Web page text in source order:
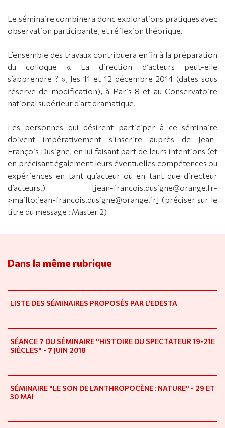
Le séminaire combinera donc explorations pratiques avec
observation participante, et réflexion théorique.
L’ensemble des travaux contribuera enfin à la préparation
du colloque « La direction d’acteurs peut-elle
s’apprendre ? », les 11 et 12 décembre 2014 (dates sous
réserve de modification), à Paris 8 et au Conservatoire
national supérieur d’art dramatique.
Les personnes qui désirent participer à ce séminaire
doivent impérativement s’inscrire auprès de Jean-
François Dusigne, en lui faisant part de leurs intentions (et
en précisant également leurs éventuelles compétences ou
expériences en tant qu’acteur ou en tant que directeur
d’acteurs.) [jean-francois.dusigne@orange.fr-
>mailto:jean-francois.dusigne@orange.fr] (préciser sur le
titre du message : Master 2)
Dans la même rubrique
LISTE DES SÉMINAIRES PROPOSÉS PAR L’EDESTA
SÉANCE 7 DU SÉMINAIRE "HISTOIRE DU SPECTATEUR 19-21E
SIÈCLES" - 7 JUIN 2018
SÉMINAIRE "LE SON DE L’ANTHROPOCÈNE : NATURE" - 29 ET
30 MAI